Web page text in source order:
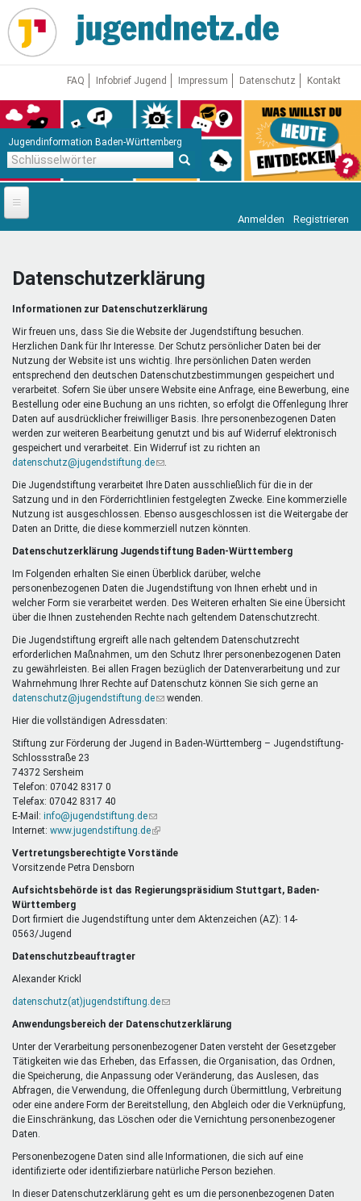
Direkt
zum
Inhalt
FAQ Infobrief Jugend Impressum Datenschutz Kontakt
Jugendinformation Baden-Württemberg
Startseite
Jugendnetz
Freizeit & Reisen
Mentoren & Projekte
Schule & Beruf
Demokratie & Beteiligung
Vor Ort
Anmelden Registrieren
Datenschutzerklärung
Informationen zur Datenschutzerklärung
Wir freuen uns, dass Sie die Website der Jugendstiftung besuchen.
Herzlichen Dank für Ihr Interesse. Der Schutz persönlicher Daten bei der
Nutzung der Website ist uns wichtig. Ihre persönlichen Daten werden
entsprechend den deutschen Datenschutzbestimmungen gespeichert und
verarbeitet. Sofern Sie über unsere Website eine Anfrage, eine Bewerbung, eine
Bestellung oder eine Buchung an uns richten, so erfolgt die Offenlegung Ihrer
Daten auf ausdrücklicher freiwilliger Basis. Ihre personenbezogenen Daten
werden zur weiteren Bearbeitung genutzt und bis auf Widerruf elektronisch
gespeichert und verarbeitet. Ein Widerruf ist zu richten an
datenschutz@jugendstiftung.de(Link
E-
Mail)
Die Jugendstiftung verarbeitet Ihre Daten ausschließlich für die in der
Satzung und in den Förderrichtlinien festgelegten Zwecke. Eine kommerzielle
Nutzung ist ausgeschlossen. Ebenso ausgeschlossen ist die Weitergabe der
Daten an Dritte, die diese kommerziell nutzen könnten.
Datenschutzerklärung Jugendstiftung Baden-Württemberg
Im Folgenden erhalten Sie einen Überblick darüber, welche
personenbezogenen Daten die Jugendstiftung von Ihnen erhebt und in
welcher Form sie verarbeitet werden. Des Weiteren erhalten Sie eine Übersicht
über die Ihnen zustehenden Rechte nach geltendem Datenschutzrecht.
Die Jugendstiftung ergreift alle nach geltendem Datenschutzrecht
erforderlichen Maßnahmen, um den Schutz Ihrer personenbezogenen Daten
zu gewährleisten. Bei allen Fragen bezüglich der Datenverarbeitung und zur
Wahrnehmung Ihrer Rechte auf Datenschutz können Sie sich gerne an
datenschutz@jugendstiftung.de(Link
E-
Mail)
wenden.
Hier die vollständigen Adressdaten:
Stiftung zur Förderung der Jugend in Baden-Württemberg – Jugendstiftung-
Schlossstraße 23
74372 Sersheim
Telefon: 07042 8317 0
Telefax: 07042 8317 40
E-Mail: info@jugendstiftung.de(Link
sendet
Mail)
Internet: www.jugendstiftung.de(Link
extern)
Vertretungsberechtigte Vorstände
Vorsitzende Petra Densborn
Aufsichtsbehörde ist das Regierungspräsidium Stuttgart, Baden-
Württemberg
Dort firmiert die Jugendstiftung unter dem Aktenzeichen (AZ): 14-
0563/Jugend
Datenschutzbeauftragter
Alexander Krickl
datenschutz(at)jugendstiftung.de(Link
E-
Mail)
Anwendungsbereich der Datenschutzerklärung
Unter der Verarbeitung personenbezogener Daten versteht der Gesetzgeber
Tätigkeiten wie das Erheben, das Erfassen, die Organisation, das Ordnen,
die Speicherung, die Anpassung oder Veränderung, das Auslesen, das
Abfragen, die Verwendung, die Offenlegung durch Übermittlung, Verbreitung
oder eine andere Form der Bereitstellung, den Abgleich oder die Verknüpfung,
die Einschränkung, das Löschen oder die Vernichtung personenbezogener
Daten.
Personenbezogene Daten sind alle Informationen, die sich auf eine
identifizierte oder identifizierbare natürliche Person beziehen.
In dieser Datenschutzerklärung geht es um die personenbezogenen Daten